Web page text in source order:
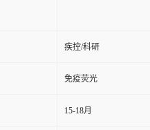
疾控/科研
免疫荧光
15-18月